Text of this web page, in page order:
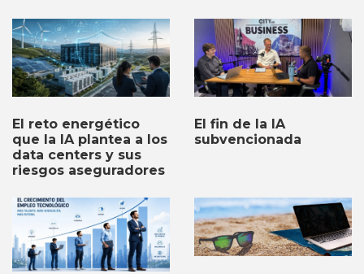
El reto energético
que la IA plantea a los
data centers y sus
riesgos aseguradores
El fin de la IA
subvencionada